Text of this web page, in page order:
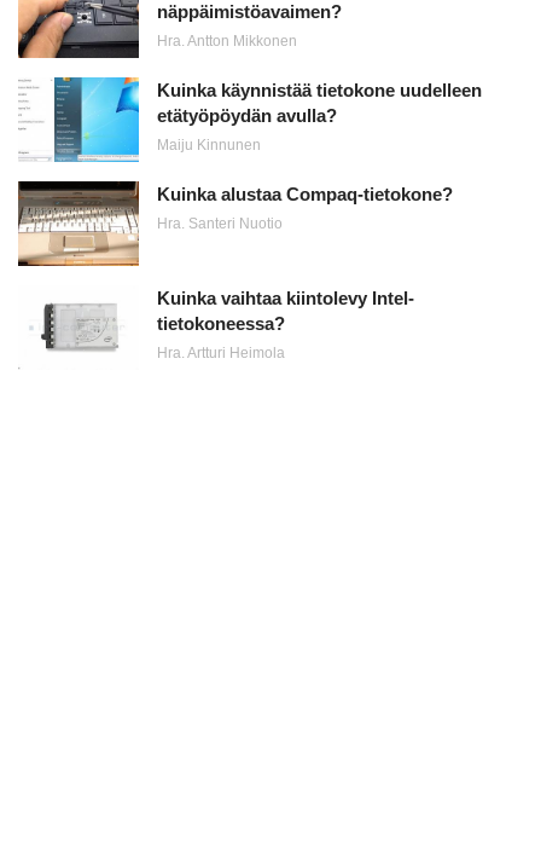
näppäimistöavaimen?
Hra. Antton Mikkonen
Kuinka käynnistää tietokone uudelleen
etätyöpöydän avulla?
Maiju Kinnunen
Kuinka alustaa Compaq-tietokone?
Hra. Santeri Nuotio
Kuinka vaihtaa kiintolevy Intel-
tietokoneessa?
Hra. Artturi Heimola